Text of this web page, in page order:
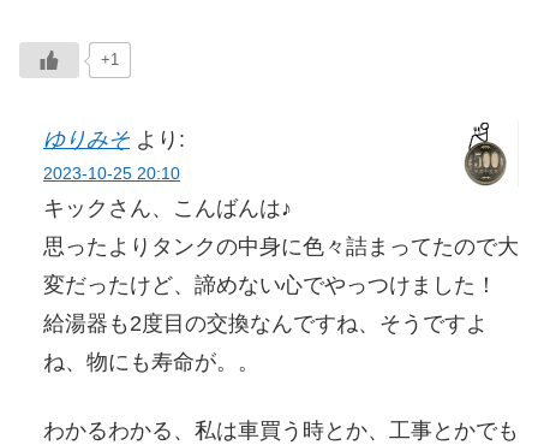
+1
ゆりみそ より:
2023-10-25 20:10
キックさん、こんばんは♪
思ったよりタンクの中身に色々詰まってたので大
変だったけど、諦めない心でやっつけました！
給湯器も2度目の交換なんですね、そうですよ
ね、物にも寿命が。。
わかるわかる、私は車買う時とか、工事とかでも